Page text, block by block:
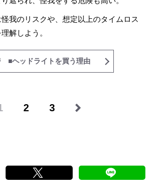
我のリスクや、想定以上のタイムロス
解しよう。
■ヘッドライトを買う理由
2 3